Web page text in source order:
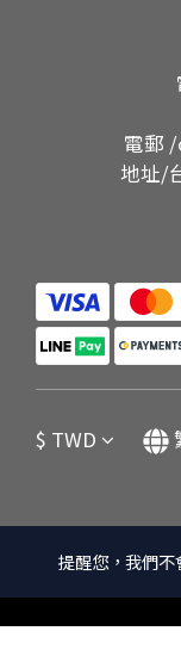
電郵
地址/
$ TWD
提醒您，我們不